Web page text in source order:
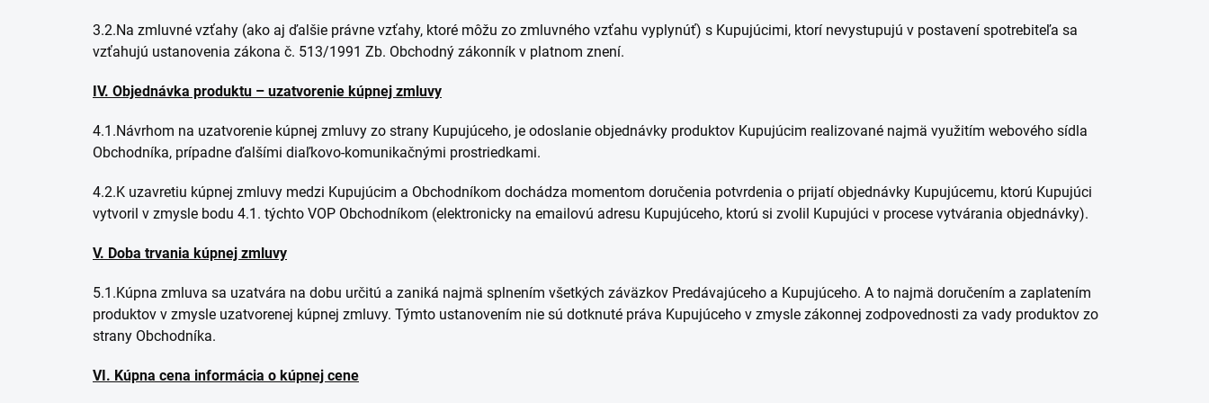
3.2.Na zmluvné vzťahy (ako aj ďalšie právne vzťahy, ktoré môžu zo zmluvného vzťahu vyplynúť) s Kupujúcimi, ktorí nevystupujú v postavení spotrebiteľa sa
vzťahujú ustanovenia zákona č. 513/1991 Zb. Obchodný zákonník v platnom znení.
IV. Objednávka produktu – uzatvorenie kúpnej zmluvy
4.1.Návrhom na uzatvorenie kúpnej zmluvy zo strany Kupujúceho, je odoslanie objednávky produktov Kupujúcim realizované najmä využitím webového sídla
Obchodníka, prípadne ďalšími diaľkovo-komunikačnými prostriedkami.
4.2.K uzavretiu kúpnej zmluvy medzi Kupujúcim a Obchodníkom dochádza momentom doručenia potvrdenia o prijatí objednávky Kupujúcemu, ktorú Kupujúci
vytvoril v zmysle bodu 4.1. týchto VOP Obchodníkom (elektronicky na emailovú adresu Kupujúceho, ktorú si zvolil Kupujúci v procese vytvárania objednávky).
V. Doba trvania kúpnej zmluvy
5.1.Kúpna zmluva sa uzatvára na dobu určitú a zaniká najmä splnením všetkých záväzkov Predávajúceho a Kupujúceho. A to najmä doručením a zaplatením
produktov v zmysle uzatvorenej kúpnej zmluvy. Týmto ustanovením nie sú dotknuté práva Kupujúceho v zmysle zákonnej zodpovednosti za vady produktov zo
strany Obchodníka.
VI. Kúpna cena informácia o kúpnej cene